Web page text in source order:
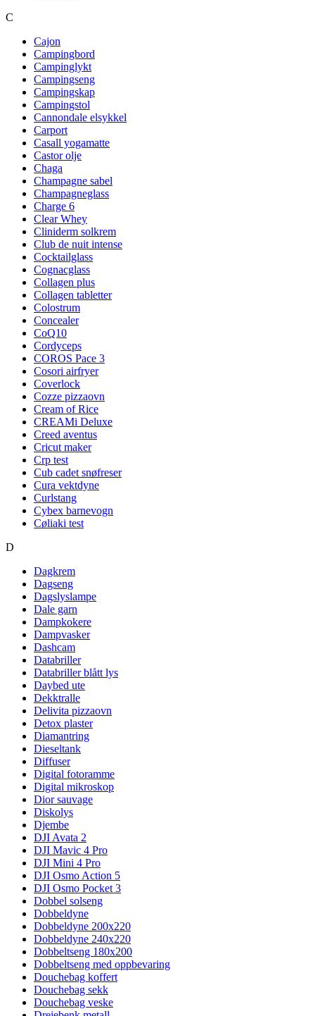
C
Cajon
Campingbord
Campinglykt
Campingseng
Campingskap
Campingstol
Cannondale elsykkel
Carport
Casall yogamatte
Castor olje
Chaga
Champagne sabel
Champagneglass
Charge 6
Clear Whey
Cliniderm solkrem
Club de nuit intense
Cocktailglass
Cognacglass
Collagen plus
Collagen tabletter
Colostrum
Concealer
CoQ10
Cordyceps
COROS Pace 3
Cosori airfryer
Coverlock
Cozze pizzaovn
Cream of Rice
CREAMi Deluxe
Creed aventus
Cricut maker
Crp test
Cub cadet snøfreser
Cura vektdyne
Curlstang
Cybex barnevogn
Cøliaki test
D
Dagkrem
Dagseng
Dagslyslampe
Dale garn
Dampkokere
Dampvasker
Dashcam
Databriller
Databriller blått lys
Daybed ute
Dekktralle
Delivita pizzaovn
Detox plaster
Diamantring
Dieseltank
Diffuser
Digital fotoramme
Digital mikroskop
Dior sauvage
Diskolys
Djembe
DJI Avata 2
DJI Mavic 4 Pro
DJI Mini 4 Pro
DJI Osmo Action 5
DJI Osmo Pocket 3
Dobbel solseng
Dobbeldyne
Dobbeldyne 200x220
Dobbeldyne 240x220
Dobbeltseng 180x200
Dobbeltseng med oppbevaring
Douchebag koffert
Douchebag sekk
Douchebag veske